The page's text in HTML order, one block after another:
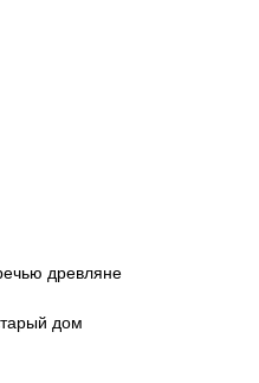
древляне
дом